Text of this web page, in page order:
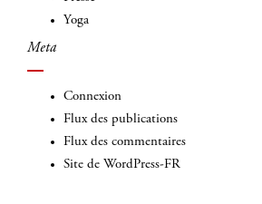
Yoga
Meta
Connexion
Flux des publications
Flux des commentaires
Site de WordPress-FR